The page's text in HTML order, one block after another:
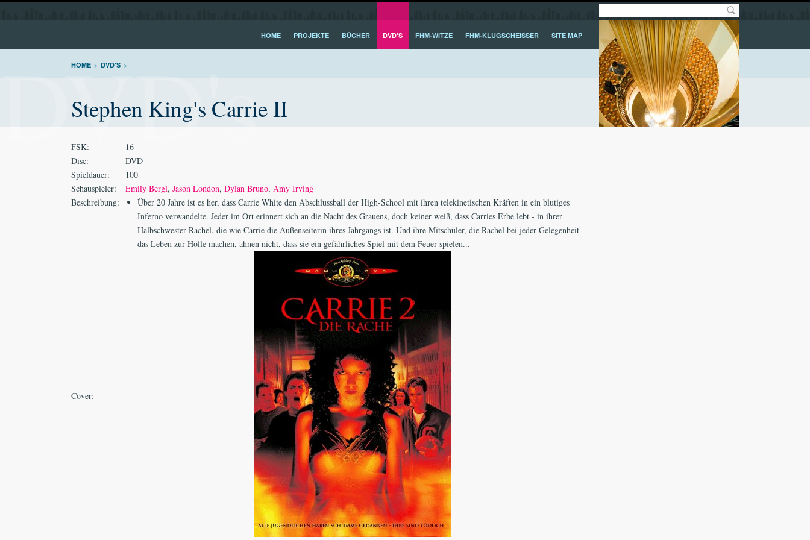
DVD's
HOME PROJEKTE BÜCHER DVD'S FHM-WITZE FHM-KLUGSCHEISSER SITE MAP
HOME > DVD'S >
Stephen King's Carrie II
FSK:
16
Disc:
DVD
Spieldauer:
100
Schauspieler:
Emily Bergl, Jason London, Dylan Bruno, Amy Irving
Beschreibung:
Über 20 Jahre ist es her, dass Carrie White den Abschlussball der High-School mit ihren telekinetischen Kräften in ein blutiges
Inferno verwandelte. Jeder im Ort erinnert sich an die Nacht des Grauens, doch keiner weiß, dass Carries Erbe lebt - in ihrer
Halbschwester Rachel, die wie Carrie die Außenseiterin ihres Jahrgangs ist. Und ihre Mitschüler, die Rachel bei jeder Gelegenheit
das Leben zur Hölle machen, ahnen nicht, dass sie ein gefährliches Spiel mit dem Feuer spielen...
Cover: